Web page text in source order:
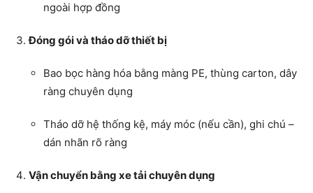
ngoài hợp đồng
Đóng gói và tháo dỡ thiết bị
Bao bọc hàng hóa bằng màng PE, thùng carton, dây
ràng chuyên dụng
Tháo dỡ hệ thống kệ, máy móc (nếu cần), ghi chú –
dán nhãn rõ ràng
Vận chuyển bằng xe tải chuyên dụng